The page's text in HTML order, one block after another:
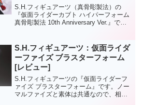
Anniversary Ver. [レビュー]
S.H.フィギュアーツ（真骨彫製法）の
『仮面ライダーカブト ハイパーフォーム
真骨彫製法 10th Anniversary Ver.』で
S.H.フィギュアーツ：仮面ライダ
ーファイズ ブラスターフォーム
[レビュー]
S.H.フィギュアーツの『仮面ライダーフ
ァイズ ブラスターフォーム』です。ノー
マルファイズと素体は共通なので、相変